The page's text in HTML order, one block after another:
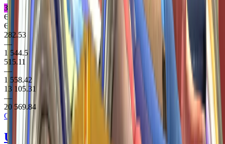
Засекречене Снайперська гвинтівка
Є StatTrak
Є Souvenir
282.53
—
1 544.5
515.11
—
1 558.42
13 105.31
—
20 569.84
Clutch Case
USP-S Cortex